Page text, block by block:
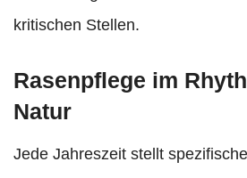
kritischen Stellen.
Rasenpflege im
Natur
Jede Jahreszeit stellt